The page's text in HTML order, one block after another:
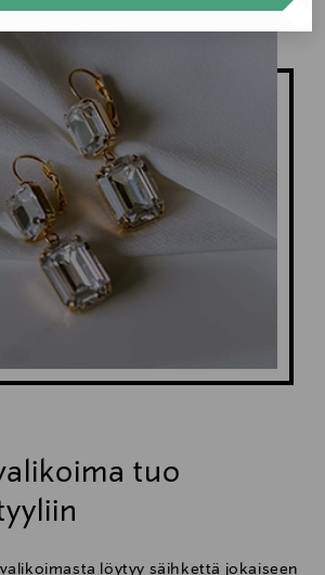
tuo
löytyy säihkettä jokaiseen